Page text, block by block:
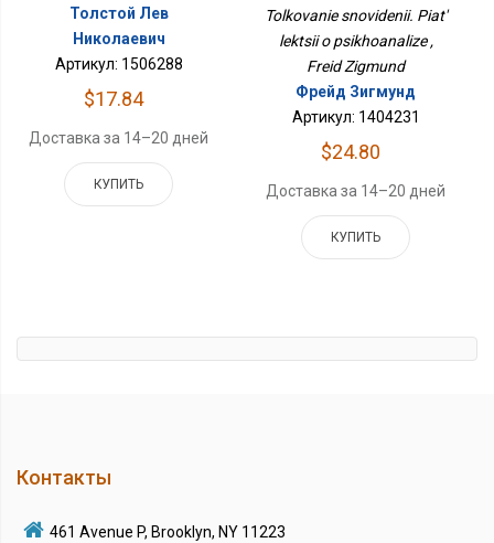
Толстой Лев
Николаевич
Артикул: 1506288
$17.84
Доставка за 14–20 дней
КУПИТЬ
Tolkovanie snovidenii. Piat'
lektsii o psikhoanalize ,
Freid Zigmund
Фрейд Зигмунд
Артикул: 1404231
$24.80
Доставка за 14–20 дней
КУПИТЬ
Контакты
461 Avenue P, Brooklyn, NY 11223